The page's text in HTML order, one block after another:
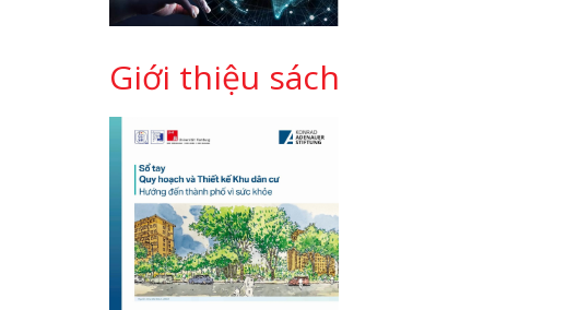
Giới thiệu sách